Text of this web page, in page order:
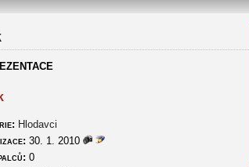
Hlodavci
30. 1. 2010
0